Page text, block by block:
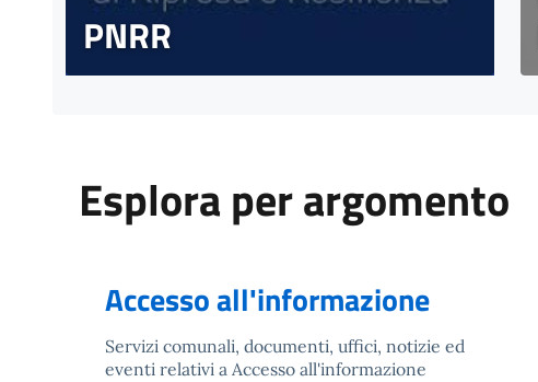
PNRR
Esplora per argomento
Accesso all'informazione
Servizi comunali, documenti, uffici, notizie ed
eventi relativi a Accesso all'informazione